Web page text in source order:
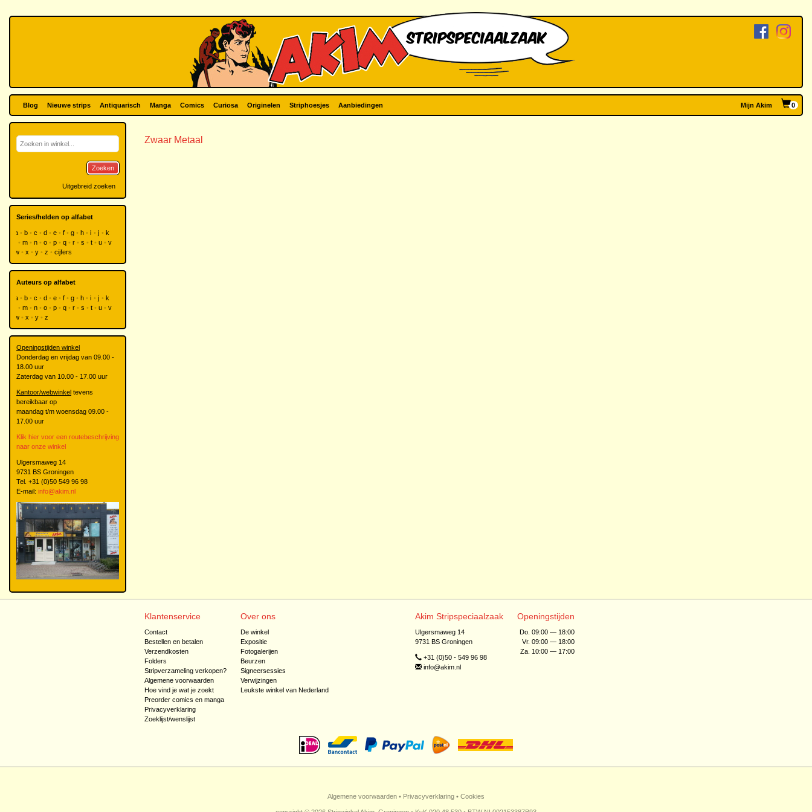
Blog Nieuwe strips Antiquarisch Manga Comics Curiosa Originelen Striphoesjes Aanbiedingen Mijn Akim 0
Zwaar Metaal
Zoeken
Uitgebreid zoeken
Series/helden op alfabet
a b c d e f g h i j
k
m n o p q r s t u
v
w
x y z cijfers
Auteurs op alfabet
a b c d e f g h i j
k
m n o p q r s t u
v
w
x y z
Openingstijden winkel
Donderdag en vrijdag van 09.00 -
18.00 uur
Zaterdag van 10.00 - 17.00 uur
Kantoor/webwinkel tevens
bereikbaar op
maandag t/m woensdag 09.00 -
17.00 uur
Klik hier voor een routebeschrijving
naar onze winkel
Ulgersmaweg 14
9731 BS Groningen
Tel. +31 (0)50 549 96 98
E-mail: info@akim.nl
Klantenservice
Contact
Bestellen en betalen
Verzendkosten
Folders
Stripverzameling verkopen?
Algemene voorwaarden
Hoe vind je wat je zoekt
Preorder comics en manga
Privacyverklaring
Zoeklijst/wenslijst
Over ons
De winkel
Expositie
Fotogalerijen
Beurzen
Signeersessies
Verwijzingen
Leukste winkel van Nederland
Akim Stripspeciaalzaak
Ulgersmaweg 14
9731 BS Groningen
+31 (0)50 - 549 96 98
info@akim.nl
Openingstijden
Do. 09:00 — 18:00
Vr. 09:00 — 18:00
Za. 10:00 — 17:00
Algemene voorwaarden • Privacyverklaring • Cookies